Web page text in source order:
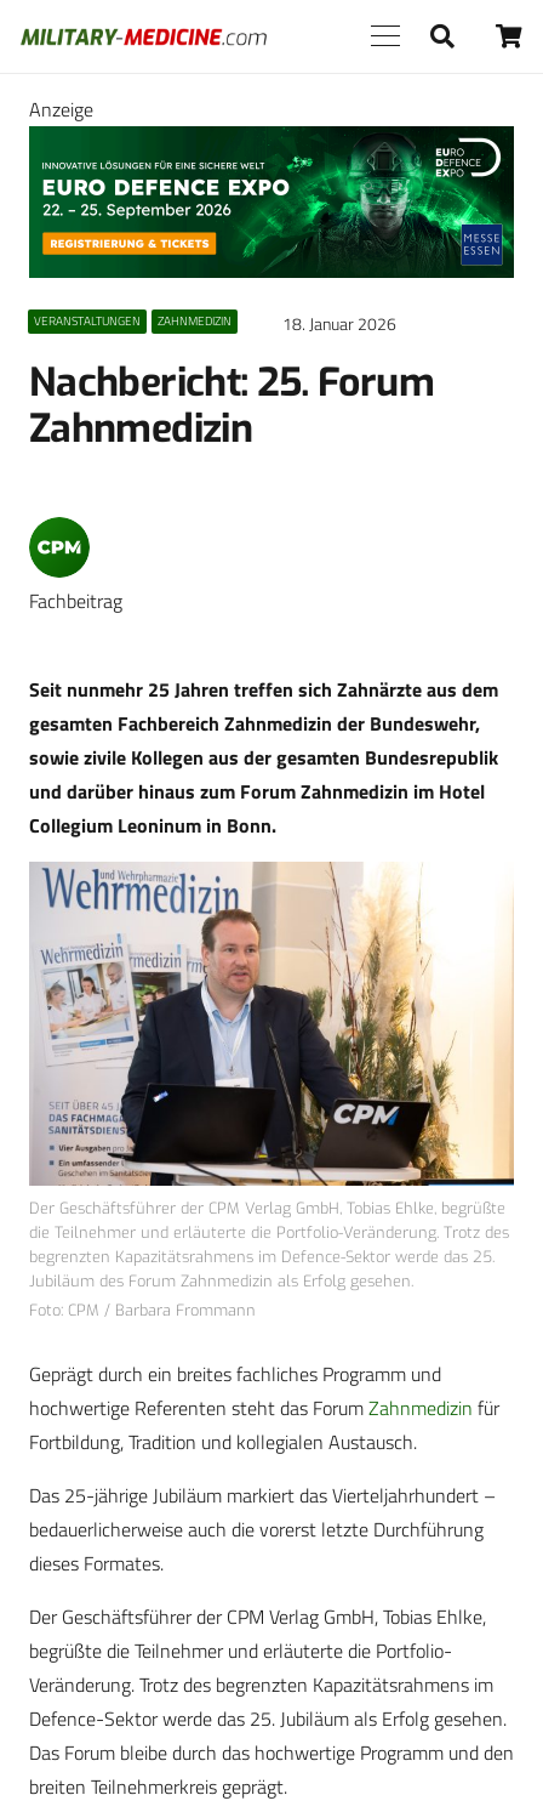
Anzeige
VERANSTALTUNGEN ZAHNMEDIZIN 18. Januar 2026
Nachbericht: 25. Forum
Zahnmedizin
Fachbeitrag
Seit nunmehr 25 Jahren treffen sich Zahnärzte aus dem
gesamten Fachbereich Zahnmedizin der Bundeswehr,
sowie zivile Kollegen aus der gesamten Bundesrepublik
und darüber hinaus zum Forum Zahnmedizin im Hotel
Collegium Leoninum in Bonn.
Der Geschäftsführer der CPM Verlag GmbH, Tobias Ehlke, begrüßte
die Teilnehmer und erläuterte die Portfolio-Veränderung. Trotz des
begrenzten Kapazitätsrahmens im Defence-Sektor werde das 25.
Jubiläum des Forum Zahnmedizin als Erfolg gesehen.
Foto: CPM / Barbara Frommann
Geprägt durch ein breites fachliches Programm und
hochwertige Referenten steht das ForumZahnmedizin für
Fortbildung, Tradition und kollegialen Austausch.
Das 25-jährige Jubiläum markiert das Vierteljahrhundert –
bedauerlicherweise auch die vorerst letzte Durchführung
dieses Formates.
Der Geschäftsführer der CPM Verlag GmbH, Tobias Ehlke,
begrüßte die Teilnehmer und erläuterte die Portfolio-
Veränderung. Trotz des begrenzten Kapazitätsrahmens im
Defence-Sektor werde das 25. Jubiläum als Erfolg gesehen.
Das Forum bleibe durch das hochwertige Programm und den
breiten Teilnehmerkreis geprägt.